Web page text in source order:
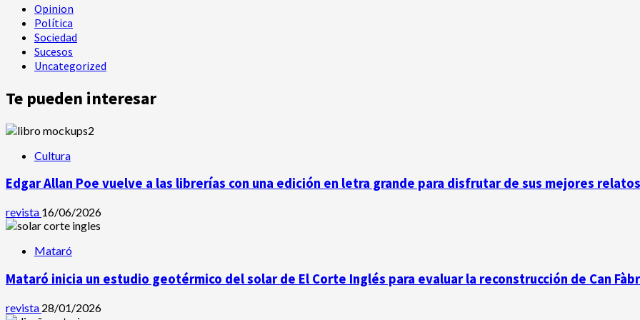
Opinion
Política
Sociedad
Sucesos
Uncategorized
Te pueden interesar
Cultura
Edgar Allan Poe vuelve a las librerías con una edición en letra grande para disfrutar de sus mejores relatos
revista 16/06/2026
Mataró
Mataró inicia un estudio geotérmico del solar de El Corte Inglés para evaluar la reconstrucción de Can
revista 28/01/2026